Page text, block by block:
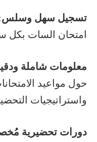
تسجيل سهل وسلس
امتحان السات بكل
معلومات شاملة
حول مواعيد
واستراتيجيات
دورات تحضيرية